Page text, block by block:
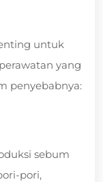
untuk
yang
penyebabnya:
sebum
pori,